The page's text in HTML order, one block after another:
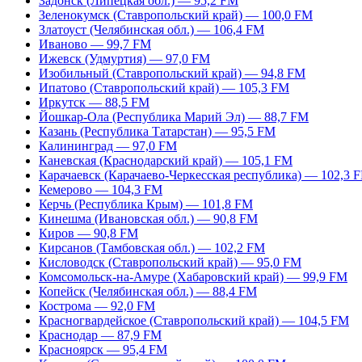
Зеленокумск (Ставропольский край) — 100,0 FM
Златоуст (Челябинская обл.) — 106,4 FM
Иваново — 99,7 FM
Ижевск (Удмуртия) — 97,0 FM
Изобильный (Ставропольский край) — 94,8 FM
Ипатово (Ставропольский край) — 105,3 FM
Иркутск — 88,5 FM
Йошкар-Ола (Республика Марий Эл) — 88,7 FM
Казань (Республика Татарстан) — 95,5 FM
Калининград — 97,0 FM
Каневская (Краснодарский край) — 105,1 FM
Карачаевск (Карачаево-Черкесская республика) — 102,3
Кемерово — 104,3 FM
Керчь (Республика Крым) — 101,8 FM
Кинешма (Ивановская обл.) — 90,8 FM
Киров — 90,8 FM
Кирсанов (Тамбовская обл.) — 102,2 FM
Кисловодск (Ставропольский край) — 95,0 FM
Комсомольск-на-Амуре (Хабаровский край) — 99,9 FM
Копейск (Челябинская обл.) — 88,4 FM
Кострома — 92,0 FM
Красногвардейское (Ставропольский край) — 104,5 FM
Краснодар — 87,9 FM
Красноярск — 95,4 FM